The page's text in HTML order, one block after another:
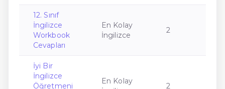
12. Sınıf
İngilizce
Workbook
Cevapları
En Kolay
İngilizce
2
İyi Bir
İngilizce
Öğretmeni
En Kolay
2